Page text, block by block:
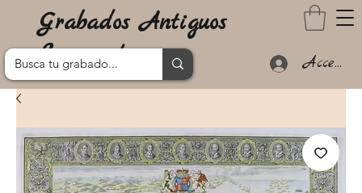
Grabados Antiguos
Lanzarote
Acceder